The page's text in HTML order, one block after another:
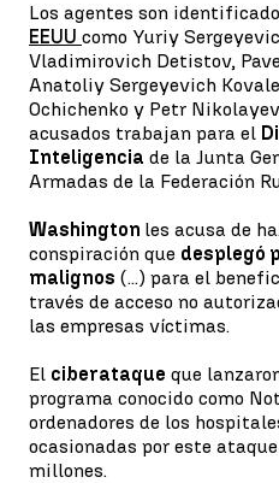
Los agentes son
EEUU como Yuriy
Vladimirovich Detistov,
Anatoliy Sergeyevich
Ochichenko y Petr
acusados trabajan para el
Inteligencia de la Junta
Armadas de la Federación
Washington les acusa de
conspiración que desplegó
malignos (...) para el
través de acceso no
las empresas víctimas.
El ciberataque que
programa conocido como
ordenadores de los
ocasionadas por este
millones.